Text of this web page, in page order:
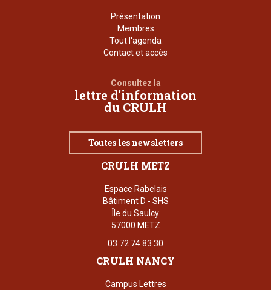
Présentation
Membres
Tout l'agenda
Contact et accès
Consultez la
lettre d'information
du CRULH
Toutes les newsletters
CRULH METZ
Espace Rabelais
Bâtiment D - SHS
Île du Saulcy
57000 METZ
03 72 74 83 30
CRULH NANCY
Campus Lettres